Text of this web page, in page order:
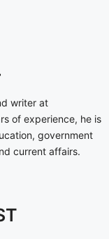
writer at
of experience, he is
government
current affairs.